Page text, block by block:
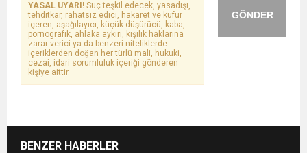
GÖNDER
YASAL UYARI! Suç teşkil edecek, yasadışı,
tehditkar, rahatsız edici, hakaret ve küfür
içeren, aşağılayıcı, küçük düşürücü, kaba,
pornografik, ahlaka aykırı, kişilik haklarına
zarar verici ya da benzeri niteliklerde
içeriklerden doğan her türlü mali, hukuki,
cezai, idari sorumluluk içeriği gönderen
kişiye aittir.
BENZER HABERLER